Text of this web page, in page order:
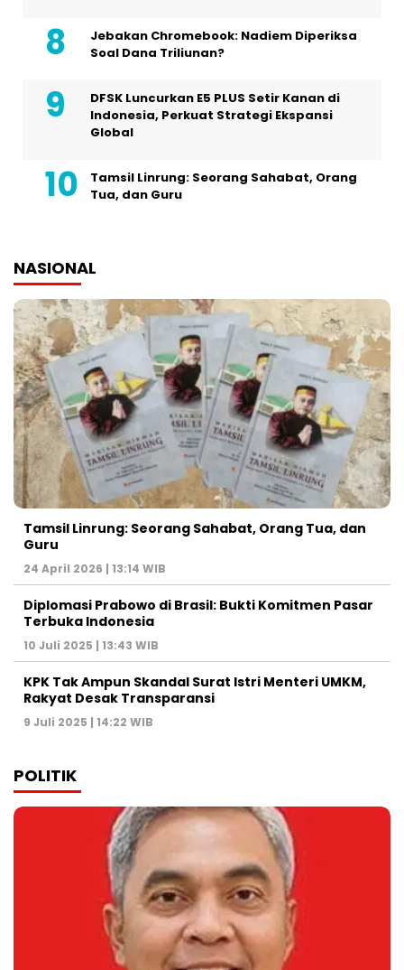
Jebakan Chromebook: Nadiem Diperiksa
Soal Dana Triliunan?
DFSK Luncurkan E5 PLUS Setir Kanan di
Indonesia, Perkuat Strategi Ekspansi
Global
Tamsil Linrung: Seorang Sahabat, Orang
Tua, dan Guru
NASIONAL
Tamsil Linrung: Seorang Sahabat, Orang Tua, dan
Guru
24 April 2026 | 13:14 WIB
Diplomasi Prabowo di Brasil: Bukti Komitmen Pasar
Terbuka Indonesia
10 Juli 2025 | 13:43 WIB
KPK Tak Ampun Skandal Surat Istri Menteri UMKM,
Rakyat Desak Transparansi
9 Juli 2025 | 14:22 WIB
POLITIK